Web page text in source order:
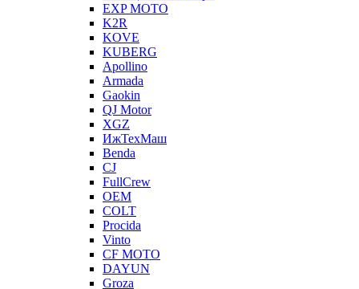
EXP MOTO
K2R
KOVE
KUBERG
Apollino
Armada
Gaokin
QJ Motor
XGZ
ИжТехМаш
Benda
CJ
FullCrew
OEM
COLT
Procida
Vinto
CF MOTO
DAYUN
Groza